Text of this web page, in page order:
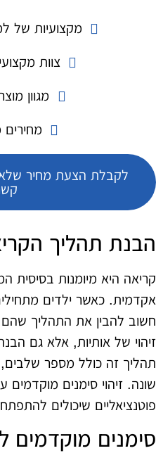
מקצועיות של
צוות
מגוון
לקבלת הצעת מחיר שלא
הבנת תהליך
קריאה היא מיומנות בסיסית
אקדמית. כאשר ילדים
חשוב להבין את התהליך שהם
זיהוי של אותיות, אלא גם
תהליך זה כולל מספר
שונה. זיהוי סימנים
פוטנציאליים שיכולים
סימנים מוקדמים